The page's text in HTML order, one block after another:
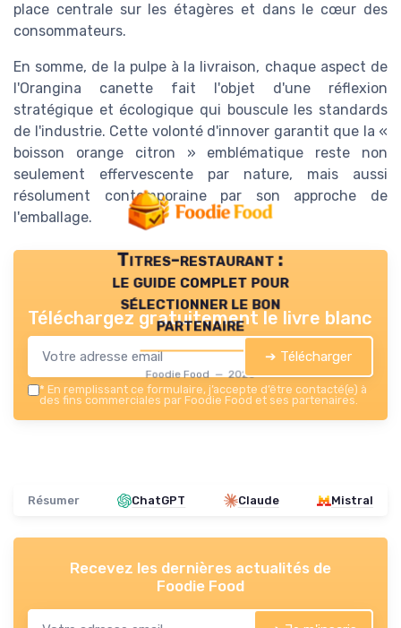
place centrale sur les étagères et dans le cœur des
consommateurs.
En somme, de la pulpe à la livraison, chaque aspect de
l'Orangina canette fait l'objet d'une réflexion
stratégique et écologique qui bouscule les standards
de l'industrie. Cette volonté d'innover garantit que la «
boisson orange citron » emblématique reste non
seulement effervescente par nature, mais aussi
résolument contemporaine par son approche de
l'emballage.
Titres-restaurant :
le guide complet pour
sélectionner le bon
partenaire
Foodie Food — 2026
Téléchargez gratuitement le livre blanc
➔ Télécharger
* En remplissant ce formulaire, j’accepte d’être contacté(e) à
des fins commerciales par Foodie Food et ses partenaires.
Résumer ChatGPT Claude Mistral
Recevez les dernières actualités de
Foodie Food